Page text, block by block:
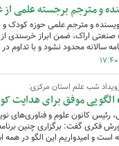
و مترجم برجسته علمی
و مترجم علمی حوزه کودک و
صنعتی اراک، ضمن ابراز خرسندی
سالانه محدود نشود و با
شب علم استان مرکزی:
موفق برای هدایت
کانون علوم و فناوری‌های
فکری گفت: برگزاری چنین
است و امیدواریم این الگو در